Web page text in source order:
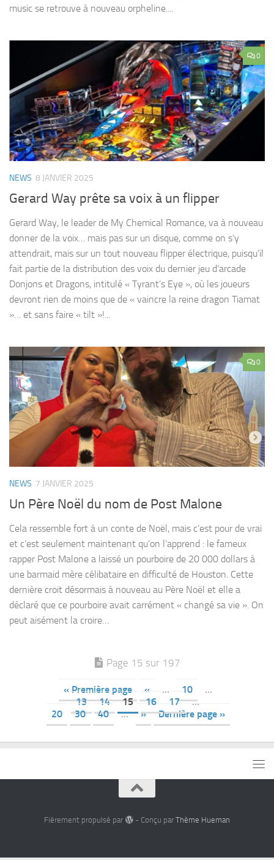
music se retrouve à nouveau orpheline....
0
NEWS 8 JANVIER 2025
Gerard Way prête sa voix à un flipper
Gerard Way, le leader de My Chemical Romance, va à nouveau
donner de la voix… mais pas sur un disque, comme on s’y
attendrait, mais sur un tout nouveau flipper électrique, puisqu’il
fait partie de la distribution des voix du dernier jeu d’arcade
Donjons et Dragons, intitulé « Tyrant’s Eye », où les joueurs
devront rien de moins que de « vaincre la reine dragon Tiamat
»… et sans faire « tilt »!...
0
NEWS 7 JANVIER 2025
Un Père Noël du nom de Post Malone
Cela ressemble fort à un conte de Noël, mais c’est pour de vrai
et c’est seulement maintenant qu’on l’apprend : le fameux
rapper Post Malone a laissé un pourboire de 20 000 dollars à
une barmaid mère célibataire en difficulté de Houston. Cette
dernière croit désormais à nouveau au Père Noël et elle a
déclaré que ce pourboire avait carrément « changé sa vie ». On
peut aisément la croire…
Page 15 sur 197
« Première page « … 10
…
13
14 15 16 17
…
20
30 40 … » Dernière page »
Fièrement propulsé par - Conçu par Thème Hueman